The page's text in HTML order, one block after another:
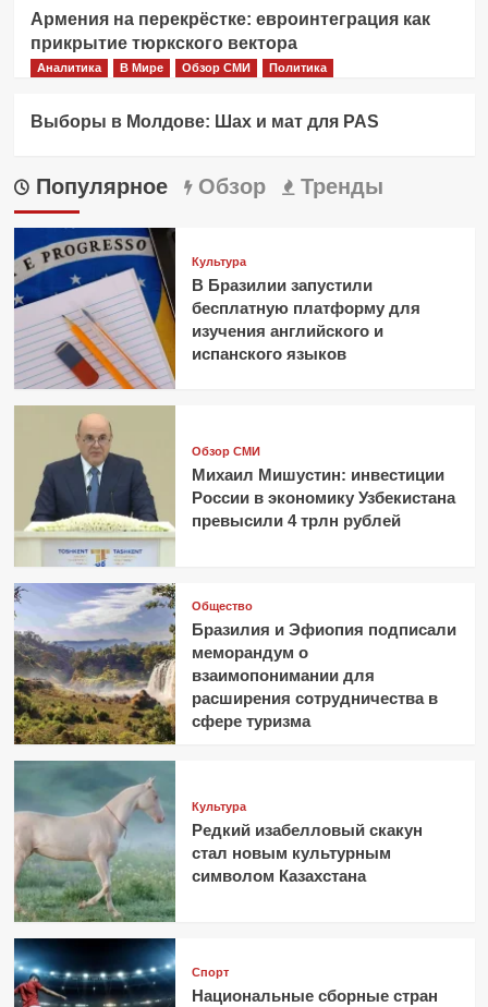
Армения на перекрёстке: евроинтеграция как
прикрытие тюркского вектора
Аналитика В Мире Обзор СМИ Политика
Выборы в Молдове: Шах и мат для PAS
Популярное Обзор Тренды
Культура
В Бразилии запустили
бесплатную платформу для
изучения английского и
испанского языков
Обзор СМИ
Михаил Мишустин: инвестиции
России в экономику Узбекистана
превысили 4 трлн рублей
Общество
Бразилия и Эфиопия подписали
меморандум о
взаимопонимании для
расширения сотрудничества в
сфере туризма
Культура
Редкий изабелловый скакун
стал новым культурным
символом Казахстана
Спорт
Национальные сборные стран